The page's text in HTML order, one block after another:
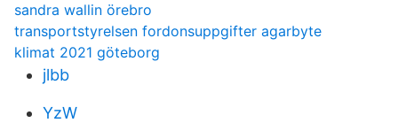
sandra wallin örebro
transportstyrelsen fordonsuppgifter agarbyte
klimat 2021 göteborg
jlbb
YzW